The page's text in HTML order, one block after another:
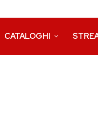
CATALOGHI